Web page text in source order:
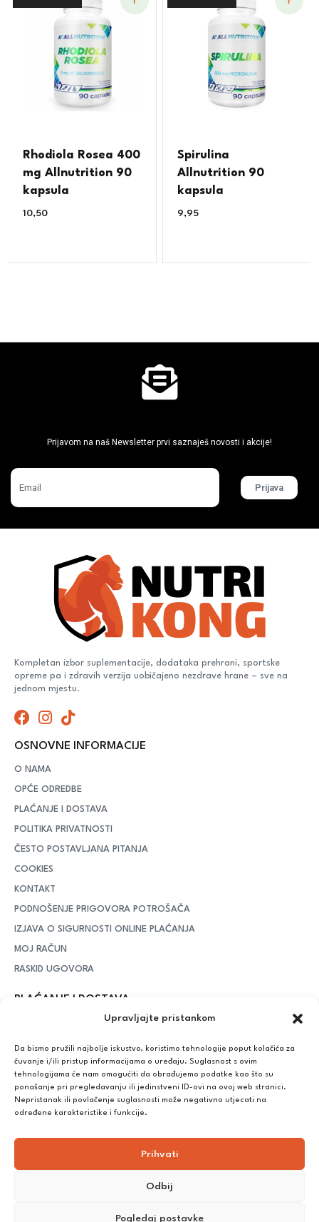
Upravljajte pristankom
Da bismo pružili najbolje iskustvo, koristimo tehnologije poput kolačića za
čuvanje i/ili pristup informacijama o uređaju. Suglasnost s ovim
tehnologijama će nam omogućiti da obrađujemo podatke kao što su
ponašanje pri pregledavanju ili jedinstveni ID-ovi na ovoj web stranici.
Nepristanak ili povlačenje suglasnosti može negativno utjecati na
određene karakteristike i funkcije.
Prihvati
Odbij
Pogledaj postavke
Rhodiola Rosea 400
mg Allnutrition 90
kapsula
10,50
Spirulina
Allnutrition 90
kapsula
9,95
Prijavom na naš Newsletter prvi saznaješ novosti i akcije!
Prijava
Kompletan izbor suplementacije, dodataka prehrani, sportske
opreme pa i zdravih verzija uobičajeno nezdrave hrane – sve na
jednom mjestu.
OSNOVNE INFORMACIJE
O NAMA
OPĆE ODREDBE
PLAĆANJE I DOSTAVA
POLITIKA PRIVATNOSTI
ČESTO POSTAVLJANA PITANJA
COOKIES
KONTAKT
PODNOŠENJE PRIGOVORA POTROŠAČA
IZJAVA O SIGURNOSTI ONLINE PLAĆANJA
MOJ RAČUN
RASKID UGOVORA
PLAĆANJE I DOSTAVA
– iznad potrošenih 55 eura dostava je
Plaćanje:
Bankovna transakcija, plaćanje prilikom preuzimanja, CorvusPay